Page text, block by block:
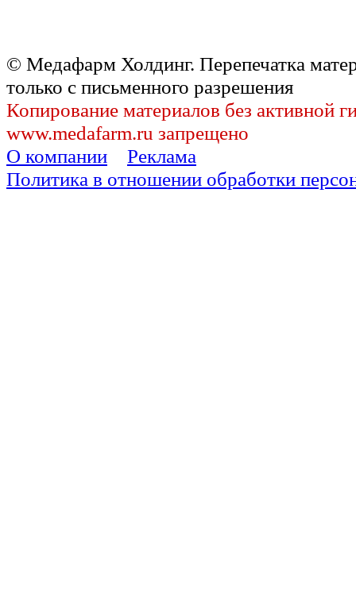
© Медафарм Холдинг. Перепечатка
только с письменного разрешения
Копирование материалов без активной
www.medafarm.ru запрещено
О компании
Реклама
Политика в отношении обработки